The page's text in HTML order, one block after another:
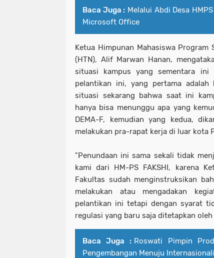
Baca Juga : Melalui Abdi Desa
Microsoft Office
Ketua Himpunan Mahasiswa Program
(HTN), Alif Marwan Hanan,
situasi kampus yang sementara ini
pelantikan ini, yang pertama
situasi sekarang bahwa saat ini
hanya bisa menunggu apa yang
DEMA-F, kemudian yang kedua,
melakukan pra-rapat kerja di luar kota
"Penundaan ini sama sekali tidak
kami dari HM-PS FAKSHI, karena
Fakultas sudah menginstruksikan
melakukan atau mengadakan
pelantikan ini tetapi dengan syarat
regulasi yang baru saja ditetapkan
Baca Juga : Roswati Pimpin
Pengembangan Menuju